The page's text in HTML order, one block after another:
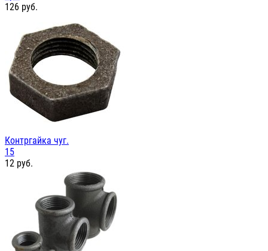
126 руб.
Контргайка чуг.
15
12 руб.